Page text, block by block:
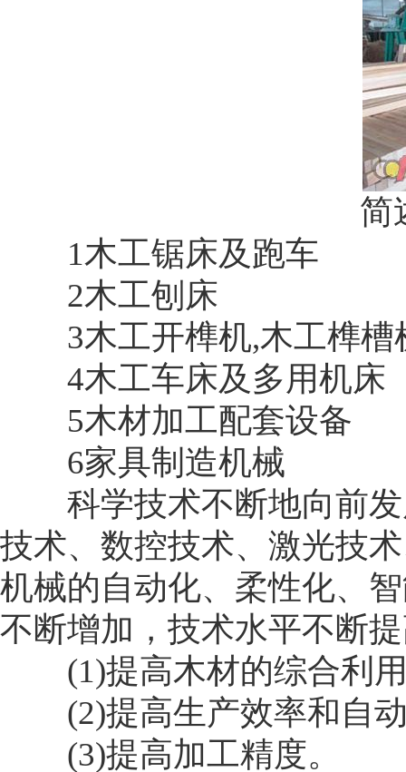
简述
1木工锯床及跑车
2木工刨床
3木工开榫机,木工榫槽
4木工车床及多用机床
5木材加工配套设备
6家具制造机械
科学技术不断地向前发
技术、数控技术、激光技
机械的自动化、柔性化、
不断增加，技术水平不断
(1)提高木材的综合利
(2)提高生产效率和自动
(3)提高加工精度。